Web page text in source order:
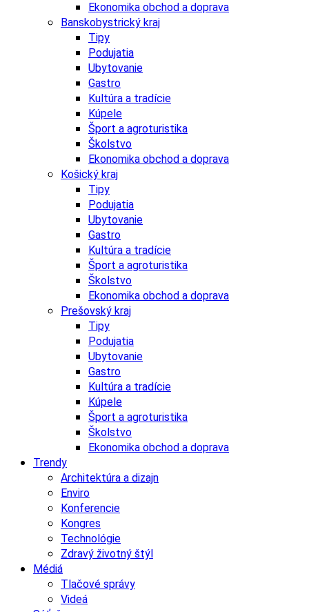
Ekonomika obchod a doprava
Banskobystrický kraj
Tipy
Podujatia
Ubytovanie
Gastro
Kultúra a tradície
Kúpele
Šport a agroturistika
Školstvo
Ekonomika obchod a doprava
Košický kraj
Tipy
Podujatia
Ubytovanie
Gastro
Kultúra a tradície
Šport a agroturistika
Školstvo
Ekonomika obchod a doprava
Prešovský kraj
Tipy
Podujatia
Ubytovanie
Gastro
Kultúra a tradície
Kúpele
Šport a agroturistika
Školstvo
Ekonomika obchod a doprava
Trendy
Architektúra a dizajn
Enviro
Konferencie
Kongres
Technológie
Zdravý životný štýl
Médiá
Tlačové správy
Videá